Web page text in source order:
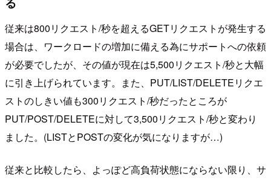
従来は800リクエスト/秒を超えるGETリクエストが発生する
場合は、ワークロードの増加に備える為にサポートへの依頼
が必要でしたが、その値が現在は5,500リクエスト/秒と大幅
に引き上げられています。また、PUT/LIST/DELETEリクエ
ストのしきい値も300リクエスト/秒だったところが
PUT/POST/DELETEに対して3,500リクエスト/秒と変わり
ました。(LISTとPOSTの変化が気になりますが…)
従来と比較したら、よっぽど高負荷状態にならない限り、サ